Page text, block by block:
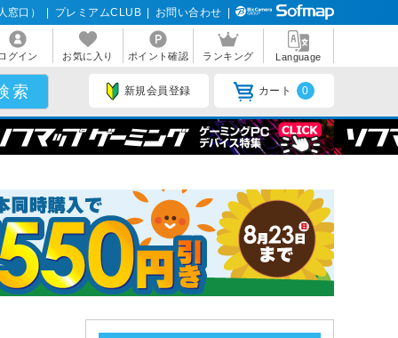
窓口） プレミアムCLUB お問い合わせ
グイン お気に入り ポイント確認 ランキング Language
新規会員登録 カート 0